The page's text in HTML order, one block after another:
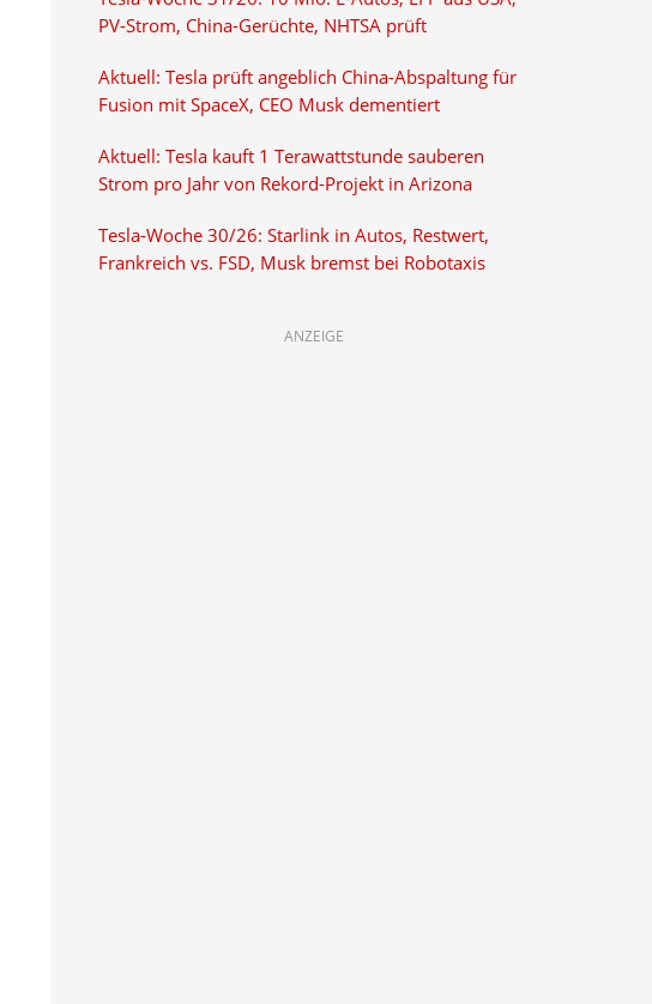
PV-Strom, China-Gerüchte, NHTSA prüft
Aktuell: Tesla prüft angeblich China-Abspaltung für
Fusion mit SpaceX, CEO Musk dementiert
Aktuell: Tesla kauft 1 Terawattstunde sauberen
Strom pro Jahr von Rekord-Projekt in Arizona
Tesla-Woche 30/26: Starlink in Autos, Restwert,
Frankreich vs. FSD, Musk bremst bei Robotaxis
ANZEIGE